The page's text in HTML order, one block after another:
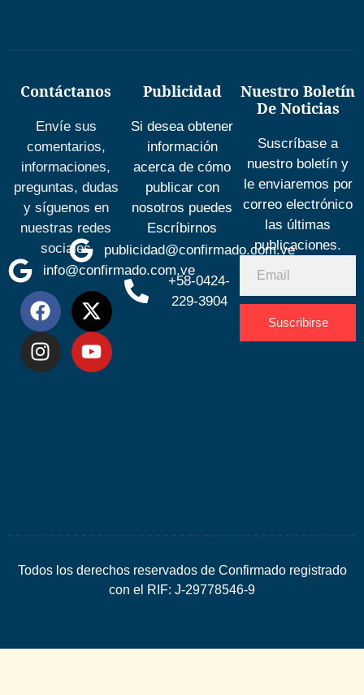
Contáctanos
Envíe sus
comentarios,
informaciones,
preguntas, dudas
y síguenos en
nuestras redes
sociales
info@confirmado.com.ve
Publicidad
Si desea obtener
información
acerca de cómo
publicar con
nosotros puedes
Escríbirnos
publicidad@confirmado.com.ve
+58-0424-
229-3904
Nuestro Boletín
De Noticias
Suscríbase a
nuestro boletín y
le enviaremos por
correo electrónico
las últimas
publicaciones.
Suscribirse
Todos los derechos reservados de Confirmado registrado
con el RIF: J-29778546-9